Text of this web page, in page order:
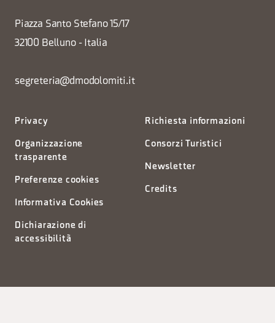
Piazza Santo Stefano 15/17
32100 Belluno - Italia
segreteria@dmodolomiti.it
Privacy
Organizzazione
trasparente
Preferenze cookies
Informativa Cookies
Dichiarazione di
accessibilità
Richiesta informazioni
Consorzi Turistici
Newsletter
Credits